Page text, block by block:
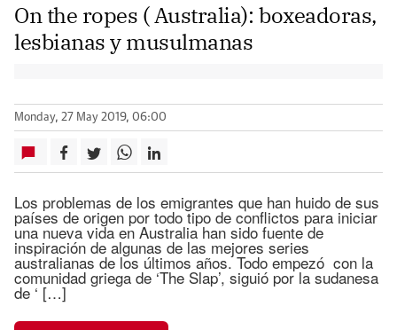
On the ropes ( Australia): boxeadoras,
lesbianas y musulmanas
Monday, 27 May 2019, 06:00
Los problemas de los emigrantes que han huido de sus
países de origen por todo tipo de conflictos para iniciar
una nueva vida en Australia han sido fuente de
inspiración de algunas de las mejores series
australianas de los últimos años. Todo empezó con la
comunidad griega de ‘The Slap’, siguió por la sudanesa
de ‘ […]